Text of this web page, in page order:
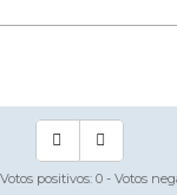
positivos: 0 - Votos